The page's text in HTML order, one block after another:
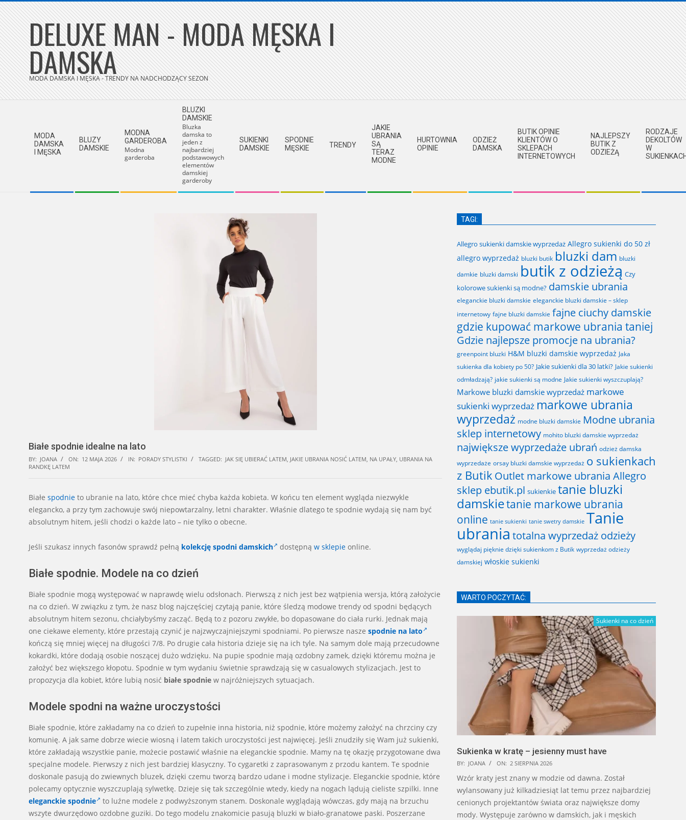
Skip
to
content DELUXE MAN - MODA MĘSKA I
DAMSKA
MODA DAMSKA I MĘSKA - TRENDY NA NADCHODZĄCY SEZON
MODA
DAMSKA
I MĘSKA
BLUZY
DAMSKIE
MODNA
GARDEROBA
Modna
garderoba
BLUZKI
DAMSKIE
Bluzka
damska to
jeden z
najbardziej
podstawowych
elementów
damskiej
garderoby
SUKIENKI
DAMSKIE
SPODNIE
MĘSKIE
TRENDY
JAKIE
UBRANIA
SĄ
TERAZ
MODNE
HURTOWNIA
OPINIE
ODZIEŻ
DAMSKA
BUTIK OPINIE
KLIENTÓW O
SKLEPACH
INTERNETOWYCH
NAJLEPSZY
BUTIK Z
ODZIEŻĄ
RODZAJE
DEKOLTÓW
W
Białe spodnie idealne na lato
BY: JOANA ON: 12 MAJA 2026 IN: PORADY STYLISTKI TAGGED: JAK SIĘ UBIERAĆ LATEM, JAKIE UBRANIA NOSIĆ LATEM, NA UPAŁY, UBRANIA NA
RANDKĘ LATEM
Białe spodnie to ubranie na lato, które chce mieć chyba każda kobieta. W końcu ten element wygląda niezwykle
elegancko, a przy tym zachowuje swój niepowtarzalny, letni charakter. Właśnie dlatego te spodnie wydają się nam być
absolutnym hitem, jeśli chodzi o każde lato – nie tylko o obecne.
Jeśli szukasz innych fasonów sprawdź pełną kolekcję spodni damskich dostępną w sklepie online.
Białe spodnie. Modele na co dzień
Białe spodnie mogą występować w naprawdę wielu odsłonach. Pierwszą z nich jest bez wątpienia wersja, którą założycie
na co dzień. W związku z tym, że nasz blog najczęściej czytają panie, które śledzą modowe trendy od spodni będących
absolutnym hitem sezonu, chciałybyśmy zacząć. Będą to z pozoru zwykłe, bo dopasowane do ciała rurki. Jednak mają
one ciekawe elementy, które przestają czynić je najzwyczajniejszymi spodniami. Po pierwsze nasze spodnie na lato
kończą się mniej więcej na długości 7/8. Po drugie cała historia dzieje się na ich tyle. Na samym dole mają przecudowne
kokardki, które dodają osobie noszącej dużo wdzięku. Na pupie spodnie mają ozdobny zamek, dzięki któremu można je
założyć bez większego kłopotu. Spodnie w tym wydaniu świetnie sprawdzają się w casualowych stylizacjach. Jest to
propozycja dla kobiet, które lubią nosić białe spodnie w najróżniejszych sytuacjach.
Modele spodni na ważne uroczystości
Białe spodnie, które zakładamy na co dzień to zupełnie inna historia, niż spodnie, które możemy założyć na chrzciny czy
komunię. A jak same dobrze wiecie wiosną i latem takich uroczystości jest najwięcej. Jeśli znudziły się Wam już sukienki,
które zakładają wszystkie panie, możecie postawić właśnie na eleganckie spodnie. Mamy na tę okazję przygotowane dwa
specjalne modele. Pierwszy z nich jest bardziej klasyczny. To cygaretki z zaprasowanym z przodu kantem. Te spodnie
doskonale pasują do zwiewnych bluzek, dzięki czemu tworzą bardzo udane i modne stylizacje. Eleganckie spodnie, które
polecamy optycznie wyszczuplają sylwetkę. Dzieje się tak szczególnie wtedy, kiedy na nogach lądują cieliste szpilki. Inne
eleganckie spodnie
to luźne modele z podwyższonym stanem. Doskonale wyglądają wówczas, gdy mają na brzuchu
wszyte dwurzędowo ozdobne guziki. Do tego modelu znakomicie pasują bluzki w biało-granatowe paski. Poszerzane
TAGI:
Allegro sukienki damskie wyprzedaż Allegro sukienki do 50 zł
allegro wyprzedaż bluzki butik bluzki dam bluzki
damkie bluzki damski butik z odzieżą Czy
kolorowe sukienki są modne? damskie ubrania
eleganckie bluzki damskie eleganckie bluzki damskie – sklep
internetowy fajne bluzki damskie fajne ciuchy damskie
gdzie kupować markowe ubrania taniej
Gdzie najlepsze promocje na ubrania?
greenpoint bluzki H&M bluzki damskie wyprzedaż Jaka
sukienka dla kobiety po 50? Jakie sukienki dla 30 latki? Jakie sukienki
odmładzają? jakie sukienki są modne Jakie sukienki wyszczuplają?
Markowe bluzki damskie wyprzedaż markowe
sukienki wyprzedaż markowe ubrania
wyprzedaż modne bluzki damskie Modne ubrania
sklep internetowy mohito bluzki damskie wyprzedaż
największe wyprzedaże ubrań odzież damska
wyprzedaże orsay bluzki damskie wyprzedaż o sukienkach
z Butik Outlet markowe ubrania Allegro
sklep ebutik.pl sukienkie tanie bluzki
damskietanie markowe ubrania
online tanie sukienki tanie swetry damskie Tanie
ubrania totalna wyprzedaż odzieży
wyglądaj pięknie dzięki sukienkom z Butik wyprzedaż odzieży
damskiej włoskie sukienki
WARTO POCZYTAĆ:
Sukienki na co dzień
Sukienka w kratę – jesienny must have
BY: JOANA ON: 2 SIERPNIA 2026
Wzór kraty jest znany w modzie od dawna. Został
wylansowany już kilkadziesiąt lat temu przez najbardziej
cenionych projektantów świata oraz największe domy
mody. Występuje zarówno w damskich, jak i męskich